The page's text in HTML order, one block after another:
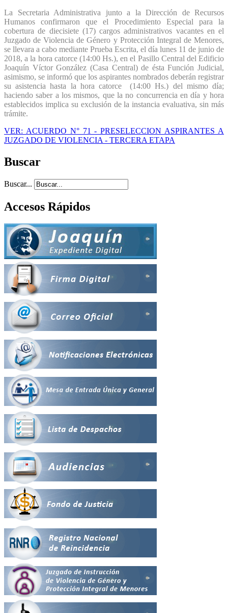
La Secretaria Administrativa junto a la Dirección de Recursos
Humanos confirmaron que el Procedimiento Especial para la
cobertura de diecisiete (17) cargos administrativos vacantes en el
Juzgado de Violencia de Género y Protección Integral de Menores,
se llevara a cabo mediante Prueba Escrita, el día lunes 11 de junio de
2018, a la hora catorce (14:00 Hs.), en el Pasillo Central del Edificio
Joaquín Víctor González (Casa Central) de ésta Función Judicial,
asimismo, se informó que los aspirantes nombrados deberán registrar
su asistencia hasta la hora catorce (14:00 Hs.) del mismo día;
haciendo saber a los mismos, que la no concurrencia en día y hora
establecidos implica su exclusión de la instancia evaluativa, sin más
trámite.
VER: ACUERDO N° 71 - PRESELECCION ASPIRANTES A
JUZGADO DE VIOLENCIA - TERCERA ETAPA
Buscar
Buscar...
Accesos Rápidos